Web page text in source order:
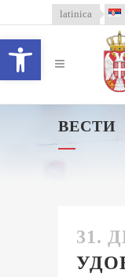
Open toolbar
latinica
ВЕСТИ
31.